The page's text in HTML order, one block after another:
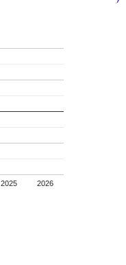
2025 2026